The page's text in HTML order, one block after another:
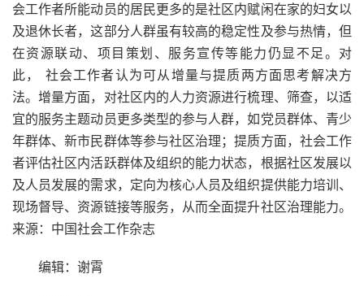
会工作者所能动员的居民更多的是社区内赋闲在家的妇女以
及退休长者，这部分人群虽有较高的稳定性及参与热情，但
在资源联动、项目策划、服务宣传等能力仍显不足。对
此， 社会工作者认为可从增量与提质两方面思考解决方
法。增量方面，对社区内的人力资源进行梳理、筛查，以适
宜的服务主题动员更多类型的参与人群，如党员群体、青少
年群体、新市民群体等参与社区治理；提质方面，社会工作
者评估社区内活跃群体及组织的能力状态，根据社区发展以
及人员发展的需求，定向为核心人员及组织提供能力培训、
现场督导、资源链接等服务，从而全面提升社区治理能力。
来源：中国社会工作杂志
编辑：谢霄